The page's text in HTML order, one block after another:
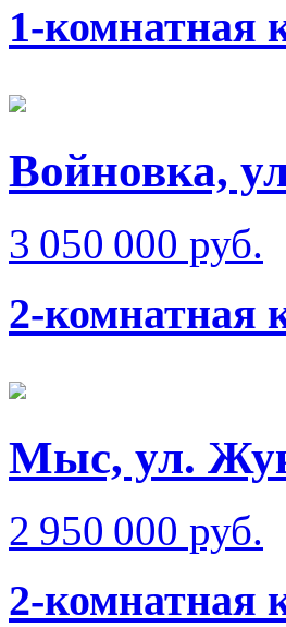
1-комнатная
Войновка,
3 050 000 руб.
2-комнатная
Мыс, ул.
2 950 000 руб.
2-комнатная